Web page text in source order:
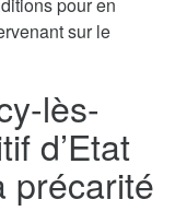
sur le
lès-
d’Etat
précarité